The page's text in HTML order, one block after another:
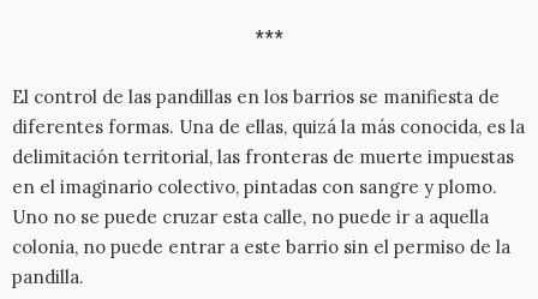
***
El control de las pandillas en los barrios se manifiesta de
diferentes formas. Una de ellas, quizá la más conocida, es la
delimitación territorial, las fronteras de muerte impuestas
en el imaginario colectivo, pintadas con sangre y plomo.
Uno no se puede cruzar esta calle, no puede ir a aquella
colonia, no puede entrar a este barrio sin el permiso de la
pandilla.